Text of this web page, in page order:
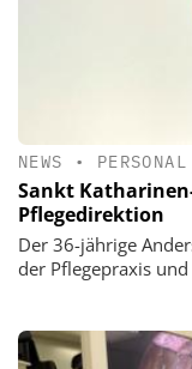
NEWS • PERSONAL
Sankt
Pflegedirektion
Der 36-jährige
der Pflegepraxis